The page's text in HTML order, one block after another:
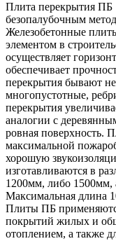
Плита перекрытия ПБ
безопалубочным
Железобетонные
элементом в
осуществляет
обеспечивает
перекрытия бывают
многопустотные,
перекрытия
аналогии с
ровная поверхность.
максимальной
хорошую
изготавливаются в
1200мм, либо 1500мм,
Максимальная длина
Плиты ПБ
покрытий жилых и
отоплением, а также